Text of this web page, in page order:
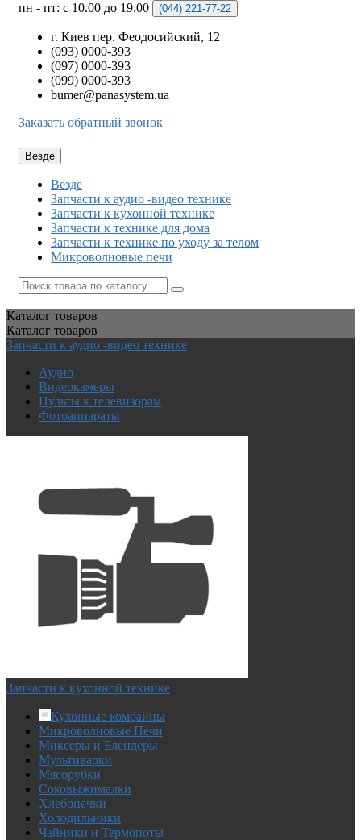
пн - пт: с 10.00 до 19.00 (044) 221-77-22
г. Киев пер. Феодосийский, 12
(093) 0000-393
(097) 0000-393
(099) 0000-393
bumer@panasystem.ua
Заказать обратный звонок
Везде
Везде
Запчасти к аудио -видео технике
Запчасти к кухонной технике
Запчасти к технике для дома
Запчасти к технике по уходу за телом
Микроволновые печи
Каталог товаров
Каталог товаров
Запчасти к аудио -видео технике
Аудио
Видеокамеры
Пульты к телевизорам
Фотоаппараты
Запчасти к кухонной технике
Кухонные комбайны
Микроволновые Печи
Миксеры и Блендеры
Мультиварки
Мясорубки
Соковыжималки
Хлебопечки
Холодильники
Чайники и Термопоты